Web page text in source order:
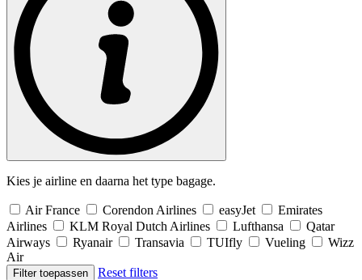
Kies je airline en daarna het type bagage.
Air France Corendon Airlines easyJet
Emirates
Airlines
KLM Royal Dutch Airlines Lufthansa
Qatar
Airways
Ryanair Transavia TUIfly Vueling
Wizz
Air
Filter toepassen
Reset filters